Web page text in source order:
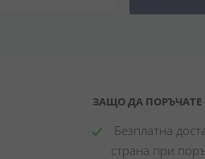
ЗАЩО ДА ПОРЪЧАТЕ
Безплатна
страна при